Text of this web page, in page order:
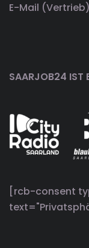
E-Mail
SAARJOB24 IST
[rcb-consent